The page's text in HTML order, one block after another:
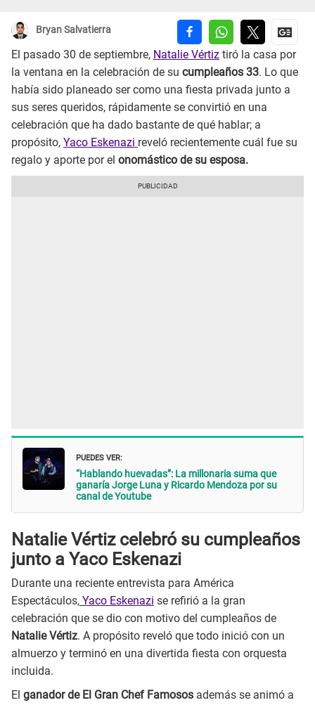
Bryan Salvatierra
El pasado 30 de septiembre, Natalie Vértiz tiró la casa por
la ventana en la celebración de su cumpleaños 33. Lo que
había sido planeado ser como una fiesta privada junto a
sus seres queridos, rápidamente se convirtió en una
celebración que ha dado bastante de qué hablar; a
propósito, Yaco Eskenazi reveló recientemente cuál fue su
regalo y aporte por el onomástico de su esposa.
PUEDES VER:
“Hablando huevadas”: La millonaria suma que
ganaría Jorge Luna y Ricardo Mendoza por su
canal de Youtube
Natalie Vértiz celebró su cumpleaños
junto a Yaco Eskenazi
Durante una reciente entrevista para América
Espectáculos, Yaco Eskenazi se refirió a la gran
celebración que se dio con motivo del cumpleaños de
Natalie Vértiz. A propósito reveló que todo inició con un
almuerzo y terminó en una divertida fiesta con orquesta
incluida.
El ganador de El Gran Chef Famosos además se animó a